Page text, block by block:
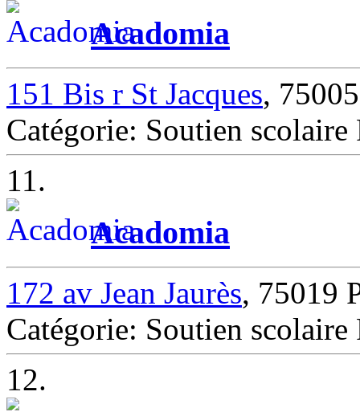
Acadomia
151 Bis r St Jacques,
Catégorie: Soutien scolaire
11.
Acadomia
172 av Jean Jaurès, 75019
Catégorie: Soutien scolaire
12.